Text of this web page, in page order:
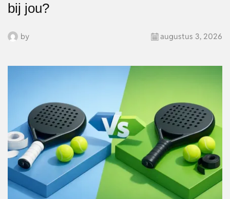
bij jou?
by augustus 3, 2026